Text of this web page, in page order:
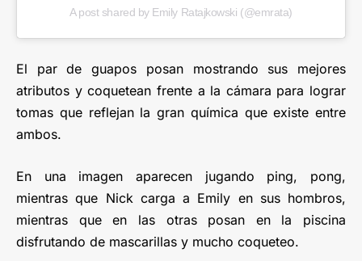
A post shared by Emily Ratajkowski (@emrata)
El par de guapos posan mostrando sus mejores
atributos y coquetean frente a la cámara para lograr
tomas que reflejan la gran química que existe entre
ambos.
En una imagen aparecen jugando ping, pong,
mientras que Nick carga a Emily en sus hombros,
mientras que en las otras posan en la piscina
disfrutando de mascarillas y mucho coqueteo.